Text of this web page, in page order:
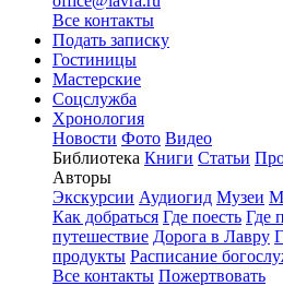
Все контакты
Подать записку
Гостиницы
Мастерские
Соцслужба
Хронология
Новости Фото Видео
Библиотека Книги Статьи
Авторы
Экскурсии Аудиогид Музеи
Как добраться Где поесть Где
путешествие Дорога в Лавру
продукты Расписание
Все контакты Пожертвовать